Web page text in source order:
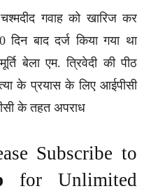
गवाह को खारिज कर
बाद दर्ज किया गया था
बेला एम. त्रिवेदी की पीठ
के प्रयास के लिए आईपीसी
के तहत अपराध
Subscribe to
for Unlimited